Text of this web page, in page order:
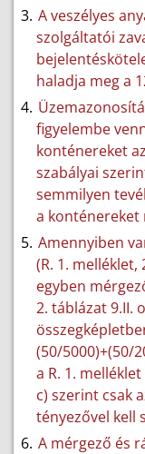
A veszélyes
szolgáltatói
haladja meg a
figyelembe
konténereket
szabályai
semmilyen
a konténereket
Amennyiben
(R. 1. melléklet,
egyben
2. táblázat 9.II.
(50/5000)+(50/
a R. 1.
c) szerint csak
tényezővel kell
A mérgező és